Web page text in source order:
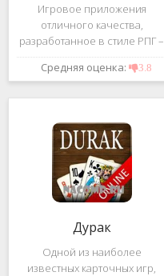
Игровое приложения
отличного качества,
разработанное в стиле РПГ –
это, конечно же, Dark
Avenger. В ней вы сможете
большое количество
проблем на свою
Средняя оценка: 3.8
Дурак
Одной из наиболее
известных карточных игр,